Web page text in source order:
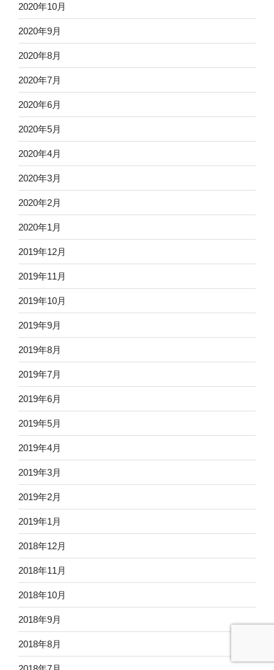
2020年10月
2020年9月
2020年8月
2020年7月
2020年6月
2020年5月
2020年4月
2020年3月
2020年2月
2020年1月
2019年12月
2019年11月
2019年10月
2019年9月
2019年8月
2019年7月
2019年6月
2019年5月
2019年4月
2019年3月
2019年2月
2019年1月
2018年12月
2018年11月
2018年10月
2018年9月
2018年8月